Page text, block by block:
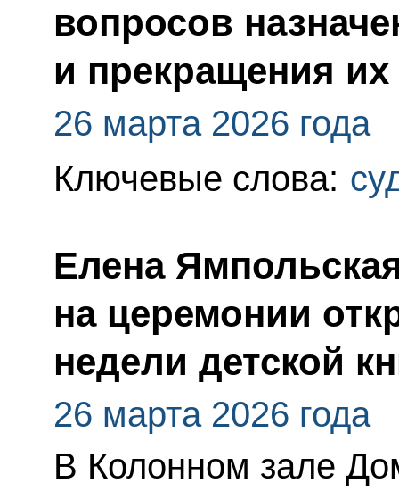
вопросов
и прекращения
26 марта 2026 года
Ключевые слова:
Елена
на церемонии
недели детской
26 марта 2026 года
В Колонном зале